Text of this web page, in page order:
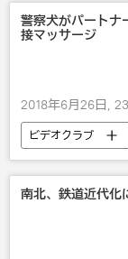
戦争・紛争・対立
軍事
警察犬がパートナ
接マッサージ
2018年6月26日,
ビデオクラブ
動物
南北、鉄道近代化